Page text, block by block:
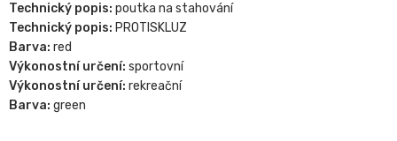
Technický popis: poutka na stahování
Technický popis: PROTISKLUZ
Barva: red
Výkonostní určení: sportovní
Výkonostní určení: rekreační
Barva: green